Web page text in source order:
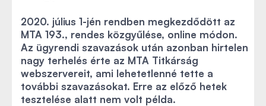
2020. július 1-jén rendben megkezdődött az
MTA 193., rendes közgyűlése, online módon.
Az ügyrendi szavazások után azonban hirtelen
nagy terhelés érte az MTA Titkárság
webszervereit, ami lehetetlenné tette a
további szavazásokat. Erre az előző hetek
tesztelése alatt nem volt példa.